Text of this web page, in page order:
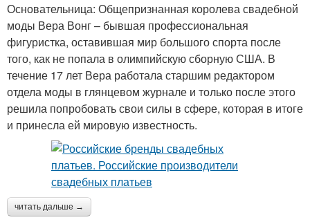
Основательница: Общепризнанная королева свадебной
моды Вера Вонг – бывшая профессиональная
фигуристка, оставившая мир большого спорта после
того, как не попала в олимпийскую сборную США. В
течение 17 лет Вера работала старшим редактором
отдела моды в глянцевом журнале и только после этого
решила попробовать свои силы в сфере, которая в итоге
и принесла ей мировую известность.
читать дальше →